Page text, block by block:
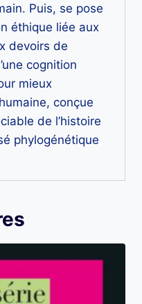
Puis, se pose
éthique liée aux
devoirs de
cognition
mieux
conçue
de l’histoire
phylogénétique